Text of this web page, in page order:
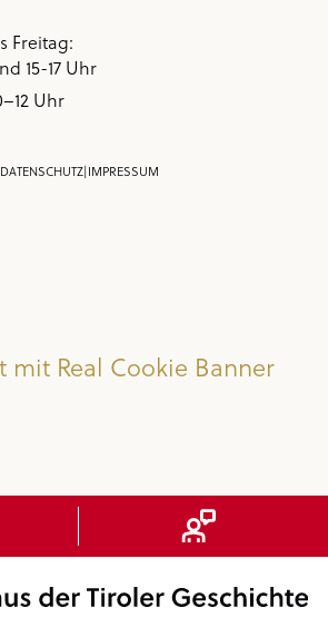
Freitag:
15-17 Uhr
Uhr
DATENSCHUTZ|IMPRESSUM
mit Real Cookie Banner